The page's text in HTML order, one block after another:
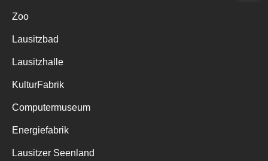
Zoo
Lausitzbad
Lausitzhalle
KulturFabrik
Computermuseum
Energiefabrik
Lausitzer Seenland